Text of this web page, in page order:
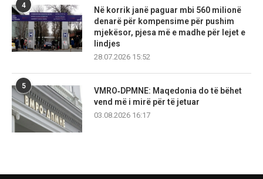
4
Në korrik janë paguar mbi 560 milionë
denarë për kompensime për pushim
mjekësor, pjesa më e madhe për lejet e
lindjes
28.07.2026 15:52
5
VMRO‑DPMNE: Maqedonia do të bëhet
vend më i mirë për të jetuar
03.08.2026 16:17